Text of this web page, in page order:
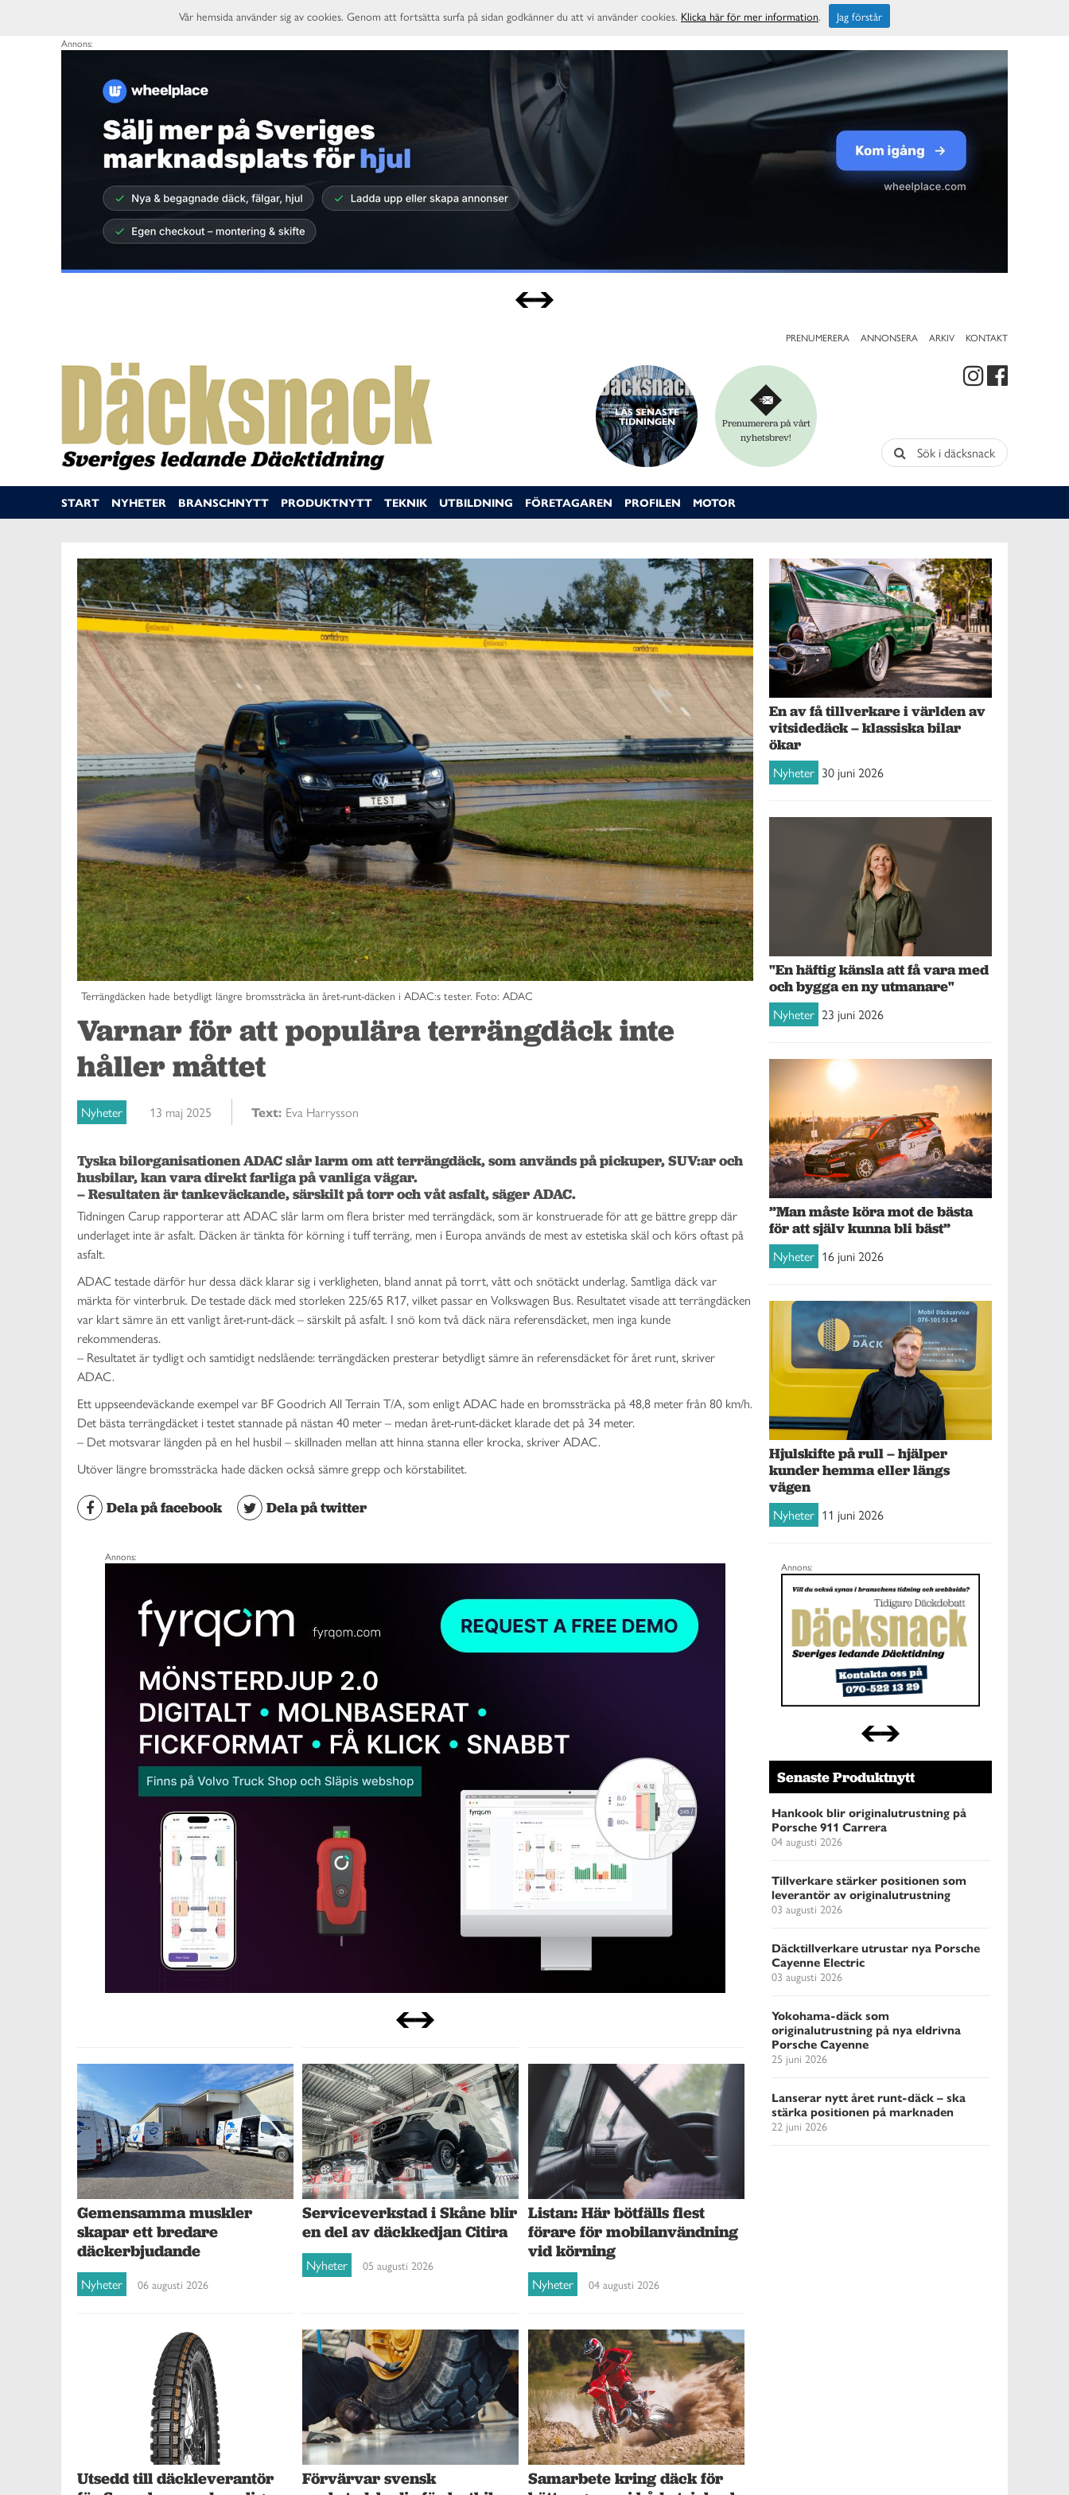
Annons:
PRENUMERERA ANNONSERA ARKIV KONTAKT
LÄS SENASTE
TIDNINGEN
Prenumerera på vårt
nyhetsbrev!
Sök i däcksnack
START NYHETER BRANSCHNYTT PRODUKTNYTT TEKNIK UTBILDNING FÖRETAGAREN PROFILEN MOTOR
Terrängdäcken hade betydligt längre bromssträcka än året-runt-däcken i ADAC:s tester. Foto: ADAC
Varnar för att populära terrängdäck inte
håller måttet
Nyheter 13 maj 2025 Text: Eva Harrysson
Tyska bilorganisationen ADAC slår larm om att terrängdäck, som används på pickuper, SUV:ar och
husbilar, kan vara direkt farliga på vanliga vägar.
– Resultaten är tankeväckande, särskilt på torr och våt asfalt, säger ADAC.
Tidningen Carup rapporterar att ADAC slår larm om flera brister med terrängdäck, som är konstruerade för att ge bättre grepp där
underlaget inte är asfalt. Däcken är tänkta för körning i tuff terräng, men i Europa används de mest av estetiska skäl och körs oftast på
asfalt.
ADAC testade därför hur dessa däck klarar sig i verkligheten, bland annat på torrt, vått och snötäckt underlag. Samtliga däck var
märkta för vinterbruk. De testade däck med storleken 225/65 R17, vilket passar en Volkswagen Bus. Resultatet visade att terrängdäcken
var klart sämre än ett vanligt året-runt-däck – särskilt på asfalt. I snö kom två däck nära referensdäcket, men inga kunde
rekommenderas.
– Resultatet är tydligt och samtidigt nedslående: terrängdäcken presterar betydligt sämre än referensdäcket för året runt, skriver
ADAC.
Ett uppseendeväckande exempel var BF Goodrich All Terrain T/A, som enligt ADAC hade en bromssträcka på 48,8 meter från 80 km/h.
Det bästa terrängdäcket i testet stannade på nästan 40 meter – medan året-runt-däcket klarade det på 34 meter.
– Det motsvarar längden på en hel husbil – skillnaden mellan att hinna stanna eller krocka, skriver ADAC.
Utöver längre bromssträcka hade däcken också sämre grepp och körstabilitet.
Dela på facebook Dela på twitter
Annons:
Gemensamma muskler
skapar ett bredare
däckerbjudande
Nyheter 06 augusti 2026
Serviceverkstad i Skåne blir
en del av däckkedjan Citira
Nyheter 05 augusti 2026
Listan: Här bötfälls flest
förare för mobilanvändning
vid körning
Nyheter 04 augusti 2026
Utsedd till däckleverantör
Förvärvar svensk
Samarbete kring däck för
En av få tillverkare i världen av
vitsidedäck – klassiska bilar
ökar
Nyheter 30 juni 2026
"En häftig känsla att få vara med
och bygga en ny utmanare"
Nyheter 23 juni 2026
”Man måste köra mot de bästa
för att själv kunna bli bäst”
Nyheter 16 juni 2026
Hjulskifte på rull – hjälper
kunder hemma eller längs
vägen
Nyheter 11 juni 2026
Annons:
Senaste Produktnytt
Hankook blir originalutrustning på
Porsche 911 Carrera
04 augusti 2026
Tillverkare stärker positionen som
leverantör av originalutrustning
03 augusti 2026
Däcktillverkare utrustar nya Porsche
Cayenne Electric
03 augusti 2026
Yokohama-däck som
originalutrustning på nya eldrivna
Porsche Cayenne
25 juni 2026
Lanserar nytt året runt-däck – ska
stärka positionen på marknaden
22 juni 2026
Vår hemsida använder sig av cookies. Genom att fortsätta surfa på sidan godkänner du att vi använder cookies. Klicka här för mer information. Jag förstår